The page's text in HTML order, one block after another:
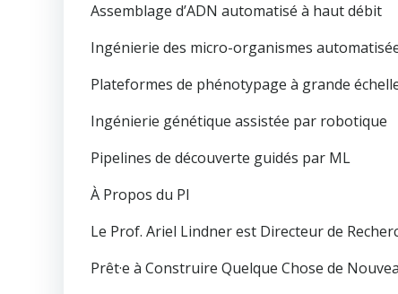
Assemblage d’ADN automatisé à haut débit
Ingénierie des micro-organismes
Plateformes de phénotypage à grande
Ingénierie génétique assistée par robotique
Pipelines de découverte guidés par ML
À Propos du PI
Le Prof. Ariel Lindner est Directeur de
Prêt·e à Construire Quelque Chose de